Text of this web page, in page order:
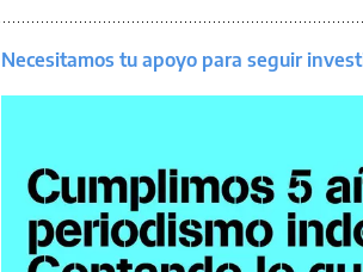
Necesitamos tu apoyo para seguir